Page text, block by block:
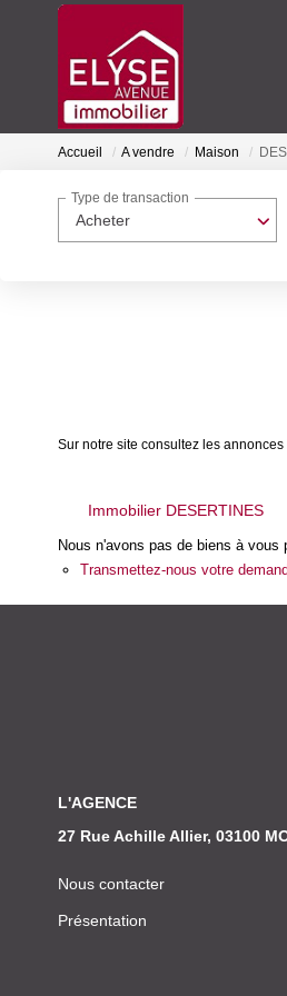
Accueil A vendre Maison
Acheter
Type de transaction
Sur notre site consultez les
Immobilier DESERTINES
Nous n'avons pas de biens à
Transmettez-nous votre
L'AGENCE
27 Rue Achille Allier, 03100
Nous contacter
Présentation